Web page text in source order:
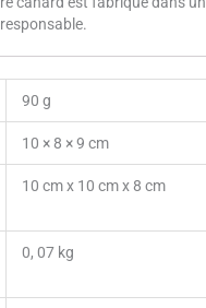
90 g
10 × 8 × 9 cm
10 cm x 10 cm x 8 cm
0, 07 kg